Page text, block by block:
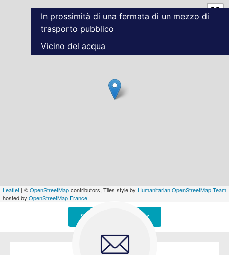
Leaflet | ©OpenStreetMapcontributors, Tiles style by Humanitarian OpenStreetMap Team
hosted by OpenStreetMap France
In prossimità di una fermata di un mezzo di
trasporto pubblico
Vicino del acqua
Signaler une erreur